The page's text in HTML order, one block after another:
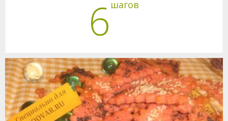
6 шагов